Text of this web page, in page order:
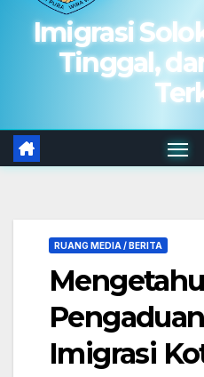
Imigrasi
Tinggal,
RUANG MEDIA / BERITA
Imigrasi